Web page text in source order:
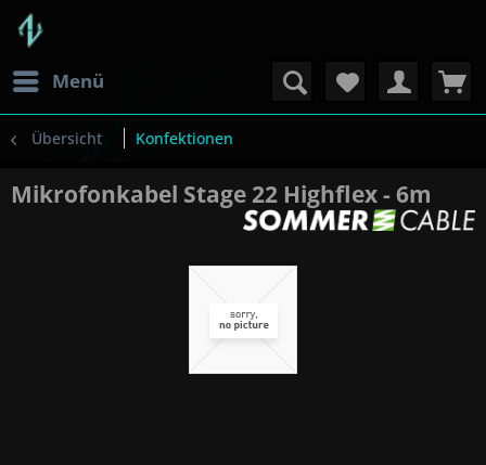
Menü
Übersicht Konfektionen
Mikrofonkabel Stage 22 Highflex - 6m